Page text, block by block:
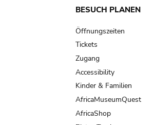
Main
navigation
BESUCH PLANEN
Öffnungszeiten
Tickets
Zugang
Accessibility
Kinder & Familien
AfricaMuseumQuest
AfricaShop